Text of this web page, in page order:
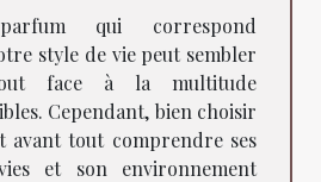
qui correspond
style de vie peut sembler
face à la multitude
Cependant, bien choisir
avant tout comprendre ses
et son environnement